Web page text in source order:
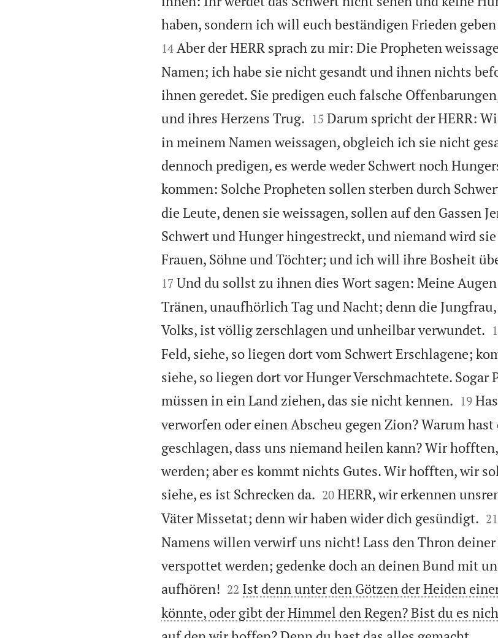
haben, sondern ich will euch beständigen Frieden
14 Aber der HERR sprach zu mir: Die Propheten
Namen; ich habe sie nicht gesandt und ihnen nichts
ihnen geredet. Sie predigen euch falsche
und ihres Herzens Trug.
15 Darum spricht der HERR:
in meinem Namen weissagen, obgleich ich sie nicht
dennoch predigen, es werde weder Schwert noch
kommen: Solche Propheten sollen sterben durch
die Leute, denen sie weissagen, sollen auf den Gassen
Schwert und Hunger hingestreckt, und niemand wird
Frauen, Söhne und Töchter; und ich will ihre Bosheit
17 Und du sollst zu ihnen dies Wort sagen: Meine
Tränen, unaufhörlich Tag und Nacht; denn die
Volks, ist völlig zerschlagen und unheilbar verwundet.
Feld, siehe, so liegen dort vom Schwert Erschlagene;
siehe, so liegen dort vor Hunger Verschmachtete. Sogar
müssen in ein Land ziehen, das sie nicht kennen.
19
verworfen oder einen Abscheu gegen Zion? Warum hast
geschlagen, dass uns niemand heilen kann? Wir
werden; aber es kommt nichts Gutes. Wir hofften, wir
siehe, es ist Schrecken da.
20 HERR, wir erkennen
Väter Missetat; denn wir haben wider dich gesündigt.
21
Namens willen verwirf uns nicht! Lass den Thron
verspottet werden; gedenke doch an deinen Bund mit
aufhören!
22 Ist denn unter den Götzen der Heiden
könnte, oder gibt der Himmel den Regen? Bist du es